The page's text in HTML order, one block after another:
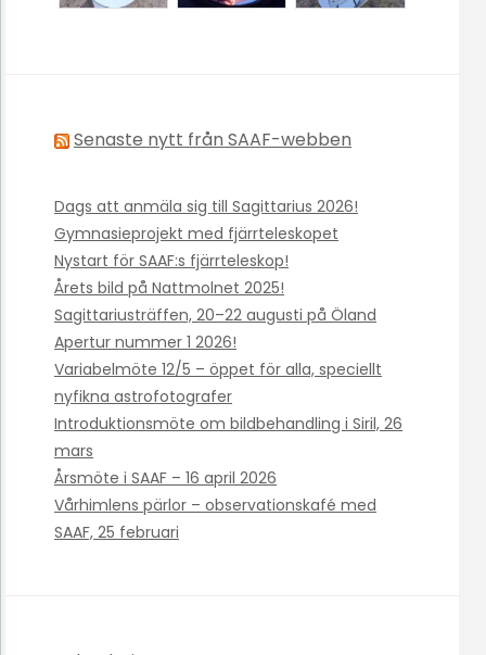
Senaste nytt från SAAF-webben
Dags att anmäla sig till Sagittarius 2026!
Gymnasieprojekt med fjärrteleskopet
Nystart för SAAF:s fjärrteleskop!
Årets bild på Nattmolnet 2025!
Sagittariusträffen, 20–22 augusti på Öland
Apertur nummer 1 2026!
Variabelmöte 12/5 – öppet för alla, speciellt
nyfikna astrofotografer
Introduktionsmöte om bildbehandling i Siril, 26
mars
Årsmöte i SAAF – 16 april 2026
Vårhimlens pärlor – observationskafé med
SAAF, 25 februari